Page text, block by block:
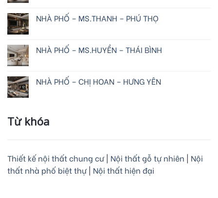
NHÀ PHỐ – MS.THANH – PHÚ THỌ
NHÀ PHỐ – MS.HUYỀN – THÁI BÌNH
NHÀ PHỐ – CHỊ HOAN – HƯNG YÊN
Từ khóa
Thiết kế nội thất chung cư| Nội thất gỗ tự nhiên | Nội
thất nhà phố biệt thự| Nội thất hiện đại